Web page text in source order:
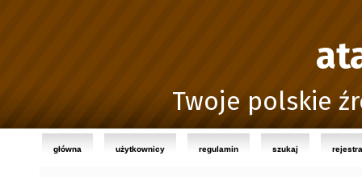
Twoje polskie
główna użytkownicy regulamin szukaj